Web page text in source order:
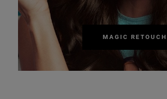
MAGIC RETOUCH